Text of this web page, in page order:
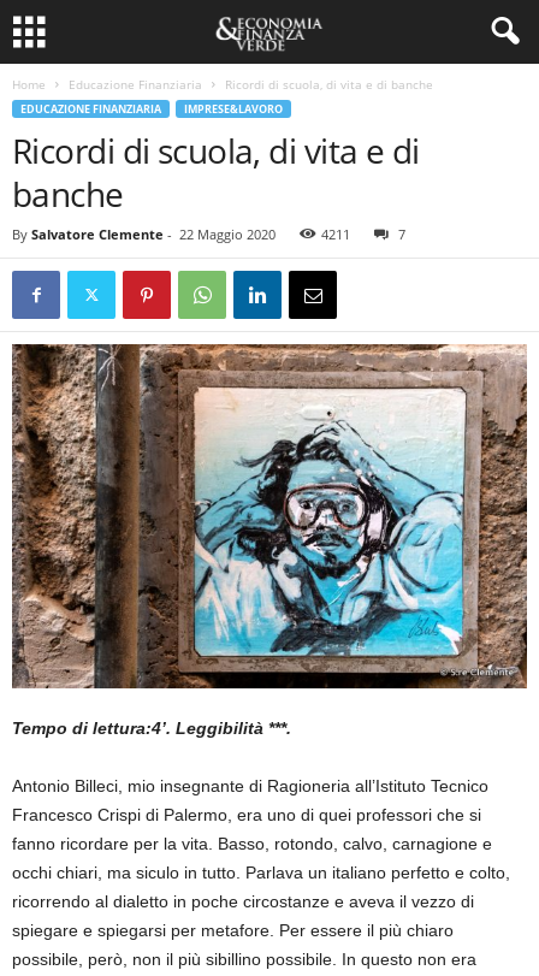
Home Educazione Finanziaria Ricordi di scuola, di vita e di banche
EDUCAZIONE FINANZIARIA IMPRESE&LAVORO
Ricordi di scuola, di vita e di
banche
By Salvatore Clemente - 22 Maggio 2020 4211 7
Tempo di lettura:4’. Leggibilità ***.
Antonio Billeci, mio insegnante di Ragioneria all’Istituto Tecnico
Francesco Crispi di Palermo, era uno di quei professori che si
fanno ricordare per la vita. Basso, rotondo, calvo, carnagione e
occhi chiari, ma siculo in tutto. Parlava un italiano perfetto e colto,
ricorrendo al dialetto in poche circostanze e aveva il vezzo di
spiegare e spiegarsi per metafore. Per essere il più chiaro
possibile, però, non il più sibillino possibile. In questo non era